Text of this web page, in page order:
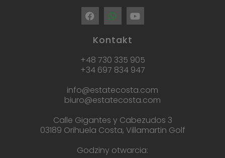
Kontakt
+48 730 335 905
+34 697 834 947
info@estatecosta.com
biuro@estatecosta.com
Calle Gigantes y Cabezudos 3
03189 Orihuela Costa, Villamartin Golf
Godziny otwarcia: